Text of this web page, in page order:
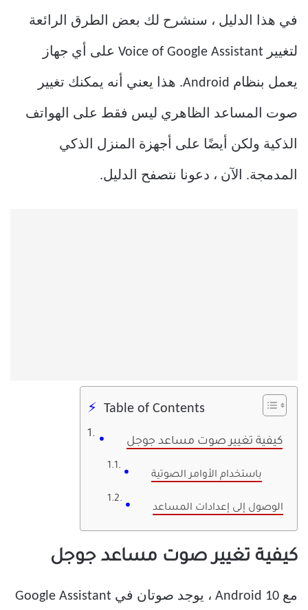
في هذا الدليل ، سنشرح لك بعض الطرق الرائعة
لتغيير Voice of Google Assistant على أي جهاز
يعمل بنظام Android. هذا يعني أنه يمكنك تغيير
صوت المساعد الظاهري ليس فقط على الهواتف
الذكية ولكن أيضًا على أجهزة المنزل الذكي
المدمجة. الآن ، دعونا نتصفح الدليل.
Table of Contents
كيفية تغيير صوت مساعد جوجل
باستخدام الأوامر الصوتية
الوصول إلى إعدادات المساعد
كيفية تغيير صوت مساعد جوجل
مع Android 10 ، يوجد صوتان في Google Assistant